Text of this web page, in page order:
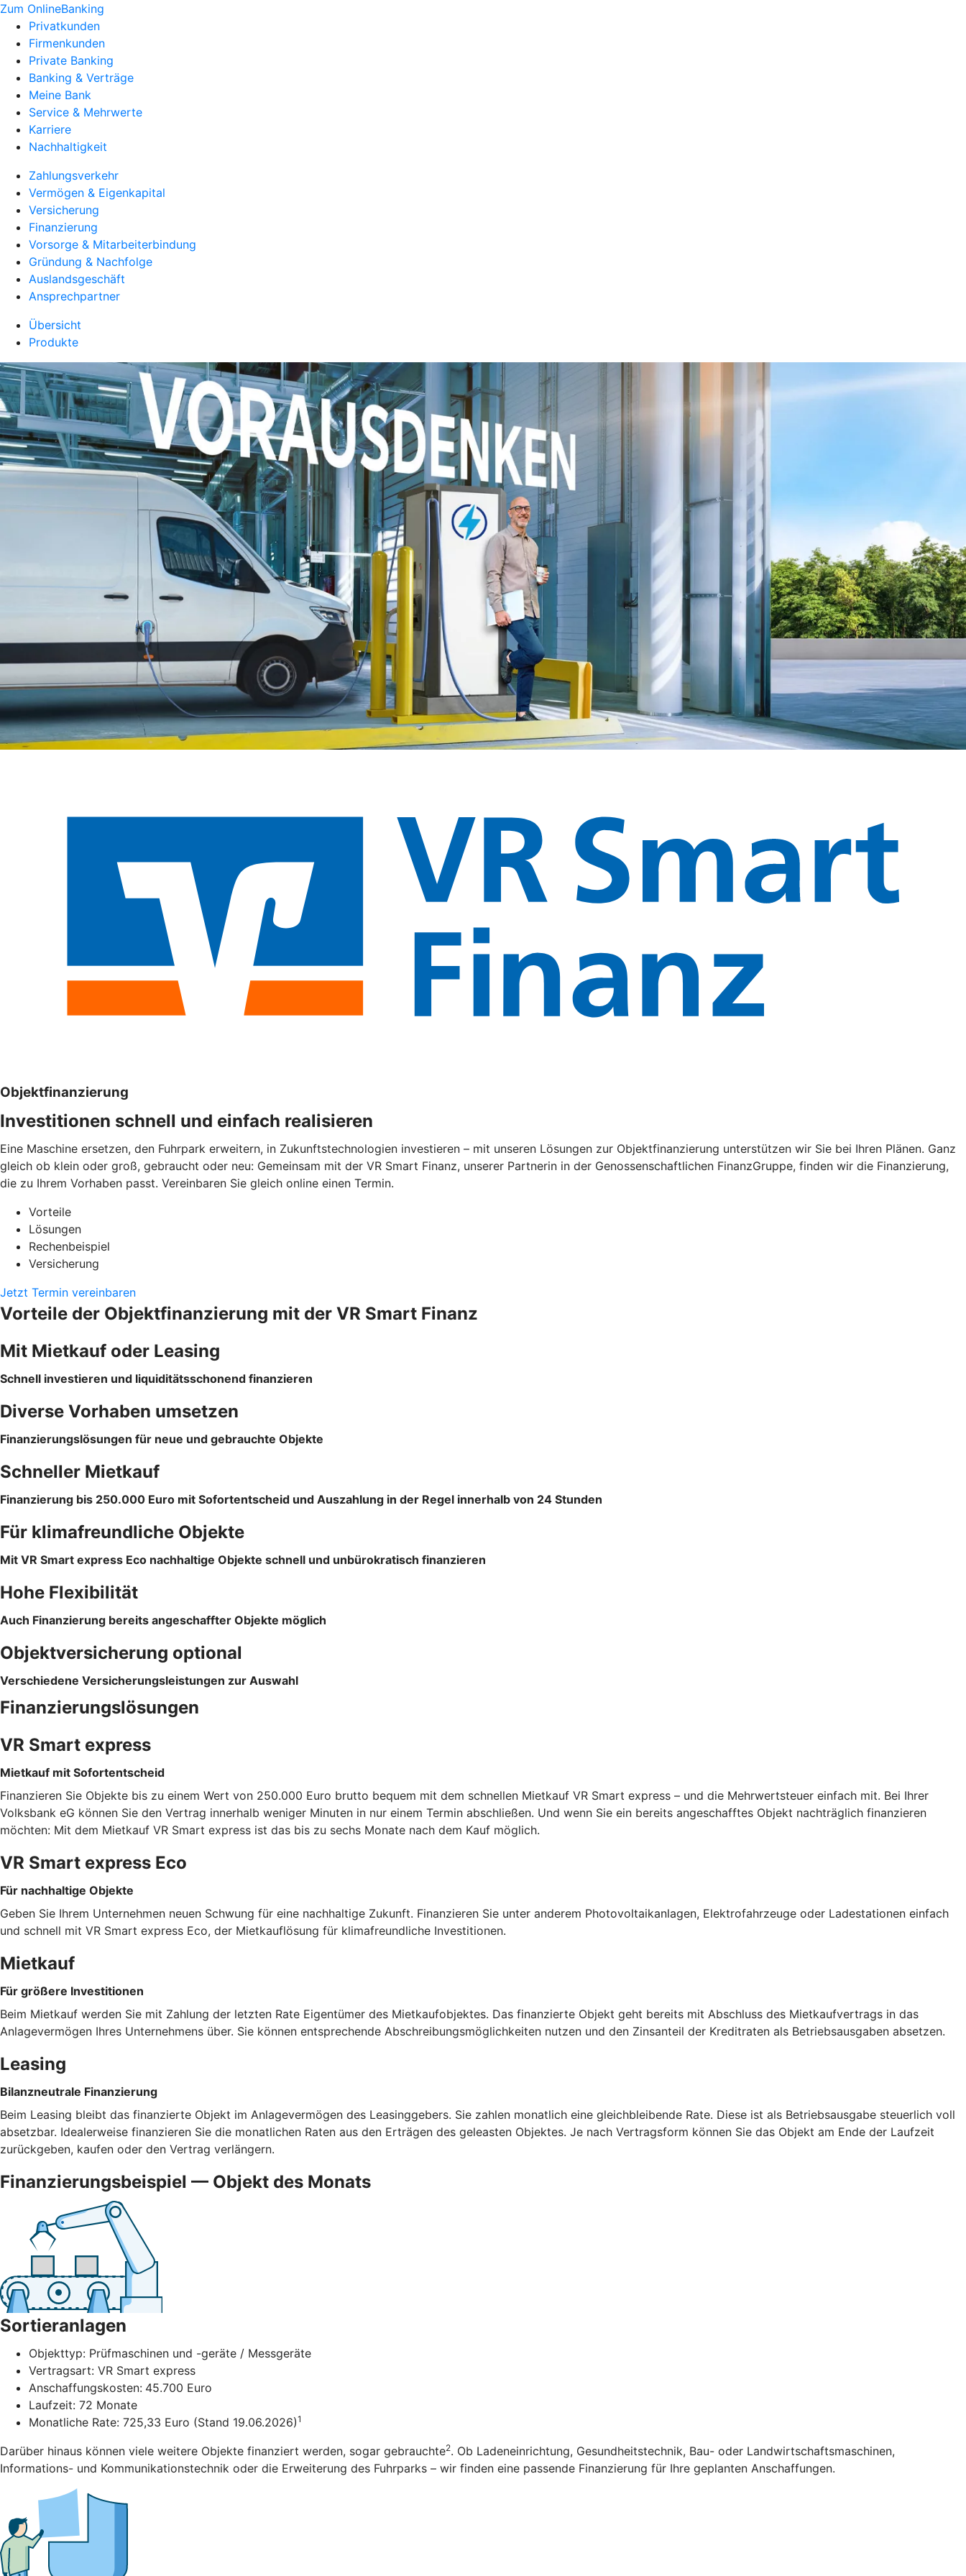
Zum OnlineBanking
Privatkunden
Firmenkunden
Private Banking
Banking & Verträge
Meine Bank
Service & Mehrwerte
Karriere
Nachhaltigkeit
Zahlungsverkehr
Vermögen & Eigenkapital
Versicherung
Finanzierung
Vorsorge & Mitarbeiterbindung
Gründung & Nachfolge
Auslandsgeschäft
Ansprechpartner
Übersicht
Produkte
Objektfinanzierung
Investitionen schnell und einfach realisieren
Eine Maschine ersetzen, den Fuhrpark erweitern, in Zukunftstechnologien investieren – mit unseren Lösungen zur Objektfinanzierung unterstützen wir Sie bei Ihren Plänen. Ganz
gleich ob klein oder groß, gebraucht oder neu: Gemeinsam mit der VR Smart Finanz, unserer Partnerin in der Genossenschaftlichen FinanzGruppe, finden wir die Finanzierung,
die zu Ihrem Vorhaben passt. Vereinbaren Sie gleich online einen Termin.
Vorteile
Lösungen
Rechenbeispiel
Versicherung
Jetzt Termin vereinbaren
Vorteile der Objektfinanzierung mit der VR Smart Finanz
Mit Mietkauf oder Leasing
Schnell investieren und liquiditätsschonend finanzieren
Diverse Vorhaben umsetzen
Finanzierungslösungen für neue und gebrauchte Objekte
Schneller Mietkauf
Finanzierung bis 250.000 Euro mit Sofortentscheid und Auszahlung in der Regel innerhalb von 24 Stunden
Für klimafreundliche Objekte
Mit VR Smart express Eco nachhaltige Objekte schnell und unbürokratisch finanzieren
Hohe Flexibilität
Auch Finanzierung bereits angeschaffter Objekte möglich
Objektversicherung optional
Verschiedene Versicherungsleistungen zur Auswahl
Finanzierungslösungen
VR Smart express
Mietkauf mit Sofortentscheid
Finanzieren Sie Objekte bis zu einem Wert von 250.000 Euro brutto bequem mit dem schnellen Mietkauf VR Smart express – und die Mehrwertsteuer einfach mit. Bei Ihrer
Volksbank eG können Sie den Vertrag innerhalb weniger Minuten in nur einem Termin abschließen. Und wenn Sie ein bereits angeschafftes Objekt nachträglich finanzieren
möchten: Mit dem Mietkauf VR Smart express ist das bis zu sechs Monate nach dem Kauf möglich.
VR Smart express Eco
Für nachhaltige Objekte
Geben Sie Ihrem Unternehmen neuen Schwung für eine nachhaltige Zukunft. Finanzieren Sie unter anderem Photovoltaikanlagen, Elektrofahrzeuge oder Ladestationen einfach
und schnell mit VR Smart express Eco, der Mietkauflösung für klimafreundliche Investitionen.
Mietkauf
Für größere Investitionen
Beim Mietkauf werden Sie mit Zahlung der letzten Rate Eigentümer des Mietkaufobjektes. Das finanzierte Objekt geht bereits mit Abschluss des Mietkaufvertrags in das
Anlagevermögen Ihres Unternehmens über. Sie können entsprechende Abschreibungsmöglichkeiten nutzen und den Zinsanteil der Kreditraten als Betriebsausgaben absetzen.
Leasing
Bilanzneutrale Finanzierung
Beim Leasing bleibt das finanzierte Objekt im Anlagevermögen des Leasinggebers. Sie zahlen monatlich eine gleichbleibende Rate. Diese ist als Betriebsausgabe steuerlich voll
absetzbar. Idealerweise finanzieren Sie die monatlichen Raten aus den Erträgen des geleasten Objektes. Je nach Vertragsform können Sie das Objekt am Ende der Laufzeit
zurückgeben, kaufen oder den Vertrag verlängern.
Finanzierungsbeispiel — Objekt des Monats
Sortieranlagen
Objekttyp: Prüfmaschinen und -geräte / Messgeräte
Vertragsart: VR Smart express
Anschaffungskosten: 45.700 Euro
Laufzeit: 72 Monate
Monatliche Rate: 725,33 Euro (Stand 19.06.2026)1
Darüber hinaus können viele weitere Objekte finanziert werden, sogar gebrauchte2. Ob Ladeneinrichtung, Gesundheitstechnik, Bau- oder Landwirtschaftsmaschinen,
Informations- und Kommunikationstechnik oder die Erweiterung des Fuhrparks – wir finden eine passende Finanzierung für Ihre geplanten Anschaffungen.